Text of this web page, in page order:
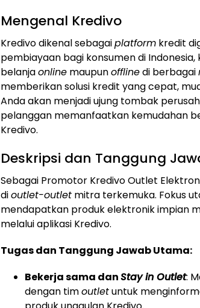
Mengenal Kredivo
Kredivo dikenal sebagaiplatform kredit
pembiayaan bagi konsumen di
belanjaonline maupunofflinedi berbagai
memberikan solusi kredit yang cepat,
Anda akan menjadi ujung tombak
pelanggan memanfaatkan kemudahan
Kredivo.
Deskripsi dan Tanggung
Sebagai Promotor Kredivo Outlet
dioutlet-outlet mitra terkemuka. Fokus
mendapatkan produk elektronik impian
melalui aplikasi Kredivo.
Tugas dan Tanggung Jawab Utama:
Bekerja sama danStay in Outlet:
dengan timoutletuntuk